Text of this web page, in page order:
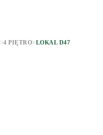
>4 PIĘTRO>LOKAL D47